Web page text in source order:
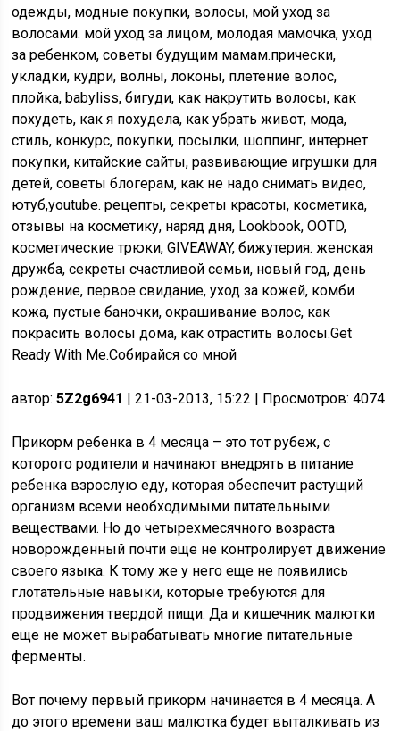
одежды, модные покупки, волосы, мой уход за
волосами. мой уход за лицом, молодая мамочка, уход
за ребенком, советы будущим мамам.прически,
укладки, кудри, волны, локоны, плетение волос,
плойка, babyliss, бигуди, как накрутить волосы, как
похудеть, как я похудела, как убрать живот, мода,
стиль, конкурс, покупки, посылки, шоппинг, интернет
покупки, китайские сайты, развивающие игрушки для
детей, советы блогерам, как не надо снимать видео,
ютуб,youtube. рецепты, секреты красоты, косметика,
отзывы на косметику, наряд дня, Lookbook, OOTD,
косметические трюки, GIVEAWAY, бижутерия. женская
дружба, секреты счастливой семьи, новый год, день
рождение, первое свидание, уход за кожей, комби
кожа, пустые баночки, окрашивание волос, как
покрасить волосы дома, как отрастить волосы.Get
Ready With Me.Собирайся со мной
автор:5Z2g6941 | 21-03-2013, 15:22 | Просмотров: 4074
Прикорм ребенка в 4 месяца – это тот рубеж, с
которого родители и начинают внедрять в питание
ребенка взрослую еду, которая обеспечит растущий
организм всеми необходимыми питательными
веществами. Но до четырехмесячного возраста
новорожденный почти еще не контролирует движение
своего языка. К тому же у него еще не появились
глотательные навыки, которые требуются для
продвижения твердой пищи. Да и кишечник малютки
еще не может вырабатывать многие питательные
ферменты.
Вот почему первый прикорм начинается в 4 месяца. А
до этого времени ваш малютка будет выталкивать из